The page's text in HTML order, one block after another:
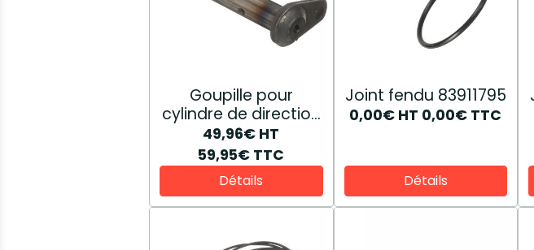
Goupille pour
cylindre de direction
extérieur 5173252
49,96€ HT
59,95€ TTC
Détails
Joint fendu 83911795
0,00€ HT 0,00€ TTC
Détails